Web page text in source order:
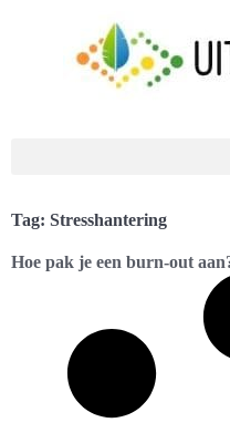
Tag: Stresshantering
Hoe pak je een burn-out